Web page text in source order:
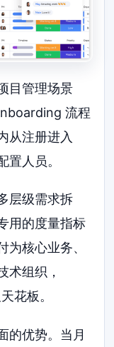
目管理场景
流程
从注册进入
人员。
层级需求拆
用的度量指标
为核心业务、
术组织，
花板。
的优势。当月